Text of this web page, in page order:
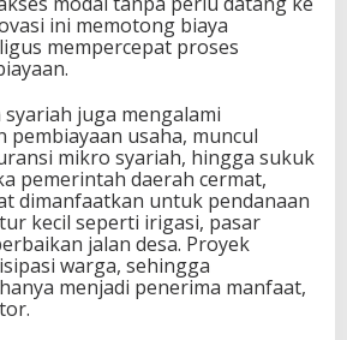
ini memotong biaya
mempercepat proses
juga mengalami
pembiayaan usaha, muncul
mikro syariah, hingga sukuk
pemerintah daerah cermat,
dimanfaatkan untuk pendanaan
kecil seperti irigasi, pasar
jalan desa. Proyek
warga, sehingga
menjadi penerima manfaat,